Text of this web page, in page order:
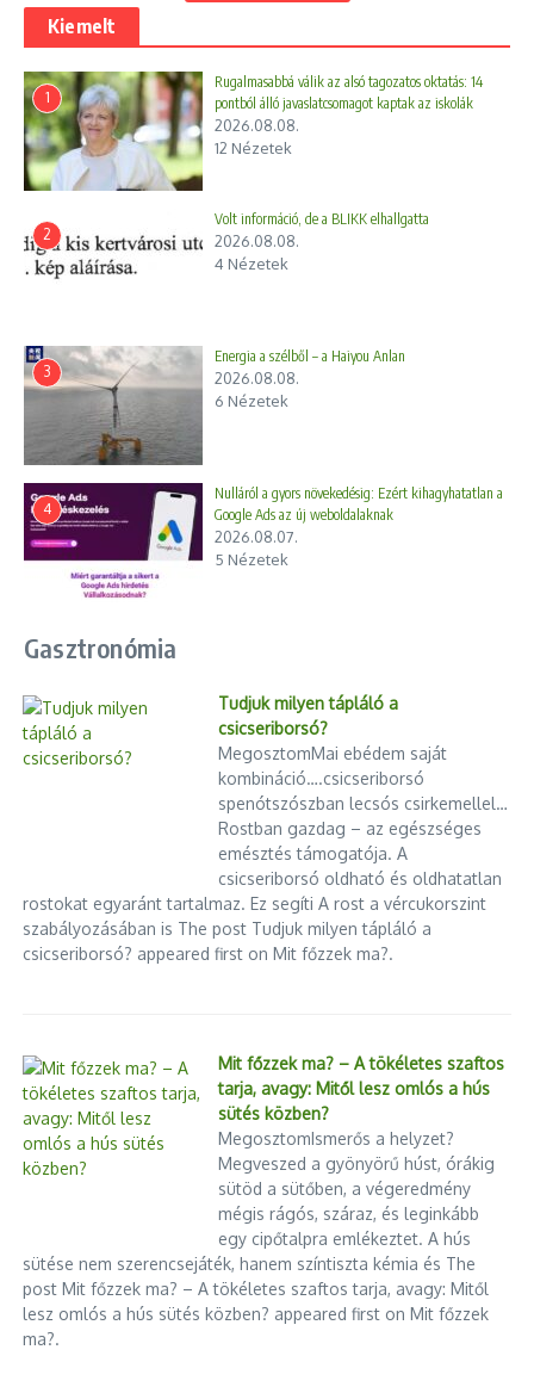
vízióját tükrözi.
a Lynch-rajongók körében, akik értékelik a film különleges
látványvilágát és hangulatát. A rendező ezzel a filmmel
bebizonyította, hogy képes grandiózus projekteken is
dolgozni, még ha az eredmény kompromisszumok árán
További filmek és művészeti tevékenység: Filmjei közül
kiemelkednek a Vadállatok (Wild at Heart, 1990), a Mulholland
zenészként és fotográfusként is aktív volt.
Utolsó évek és örökség
Lynch az élete utolsó évtizedében aktívan részt vett a
meditáció népszerűsítésében. A saját nevét viselő David Lynch
Foundation keretében számos oktatási és mentális
egészségügyi projektet támogatott. Munkái nemcsak
filmkészítőként, hanem kulturális ikonként is meghatározták
művészi örökségét.
79. évében. Egyedi stílusa, víziói és hatása továbbra is
Cikk megosztása
Kiemelt
1
Rugalmasabbá válik az alsó tagozatos oktatás: 14
pontból álló javaslatcsomagot kaptak az iskolák
2026.08.08.
12 Nézetek
2
Volt információ, de a BLIKK elhallgatta
2026.08.08.
4 Nézetek
3
Energia a szélből – a Haiyou Anlan
2026.08.08.
6 Nézetek
4
Nulláról a gyors növekedésig: Ezért kihagyhatatlan a
Google Ads az új weboldalaknak
2026.08.07.
5 Nézetek
Gasztronómia
Tudjuk milyen tápláló a
csicseriborsó?
MegosztomMai ebédem saját
kombináció….csicseriborsó
spenótszószban lecsós csirkemellel…
Rostban gazdag – az egészséges
emésztés támogatója. A
csicseriborsó oldható és oldhatatlan
rostokat egyaránt tartalmaz. Ez segíti A rost a vércukorszint
szabályozásában is The post Tudjuk milyen tápláló a
csicseriborsó? appeared first on Mit főzzek ma?.
Mit főzzek ma? – A tökéletes szaftos
tarja, avagy: Mitől lesz omlós a hús
sütés közben?
MegosztomIsmerős a helyzet?
Megveszed a gyönyörű húst, órákig
sütöd a sütőben, a végeredmény
mégis rágós, száraz, és leginkább
egy cipőtalpra emlékeztet. A hús
sütése nem szerencsejáték, hanem színtiszta kémia és The
post Mit főzzek ma? – A tökéletes szaftos tarja, avagy: Mitől
lesz omlós a hús sütés közben? appeared first on Mit főzzek
ma?.